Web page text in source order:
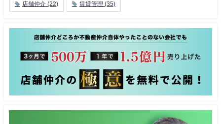
店舗仲介 (22) 賃貸管理 (35)